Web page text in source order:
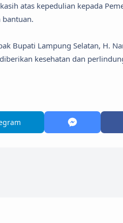
atas kepedulian kepada
bantuan.
Bupati Lampung Selatan, H.
kesehatan dan